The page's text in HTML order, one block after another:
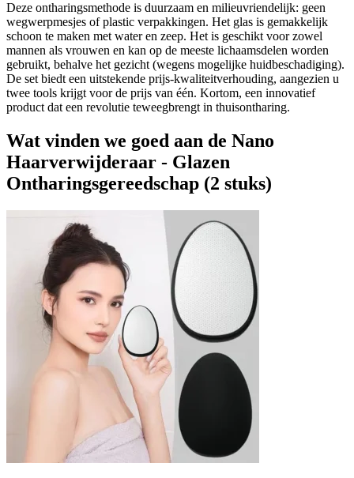
Deze ontharingsmethode is duurzaam en milieuvriendelijk: geen
wegwerpmesjes of plastic verpakkingen. Het glas is gemakkelijk
schoon te maken met water en zeep. Het is geschikt voor zowel
mannen als vrouwen en kan op de meeste lichaamsdelen worden
gebruikt, behalve het gezicht (wegens mogelijke huidbeschadiging).
De set biedt een uitstekende prijs-kwaliteitverhouding, aangezien u
twee tools krijgt voor de prijs van één. Kortom, een innovatief
product dat een revolutie teweegbrengt in thuisontharing.
Wat vinden we goed aan de Nano
Haarverwijderaar - Glazen
Ontharingsgereedschap (2 stuks)